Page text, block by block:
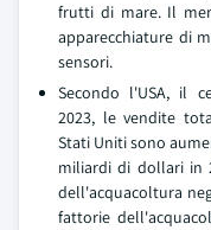
frutti di mare. Il
apparecchiature di
sensori.
Secondo l'USA, il
2023, le vendite
Stati Uniti sono
miliardi di dollari in
dell'acquacoltura
fattorie